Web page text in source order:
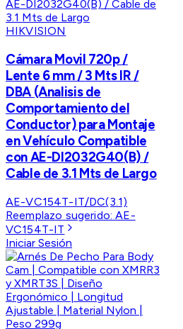
HIKVISION
Cámara Movil 720p /
Lente 6 mm / 3 Mts IR /
DBA (Analisis de
Comportamiento del
Conductor) para Montaje
en Vehículo Compatible
con AE-DI2032G40(B) /
Cable de 3.1 Mts de Largo
AE-VC154T-IT/DC(3.1)
Reemplazo sugerido:AE-
VC154T-IT
Iniciar Sesión